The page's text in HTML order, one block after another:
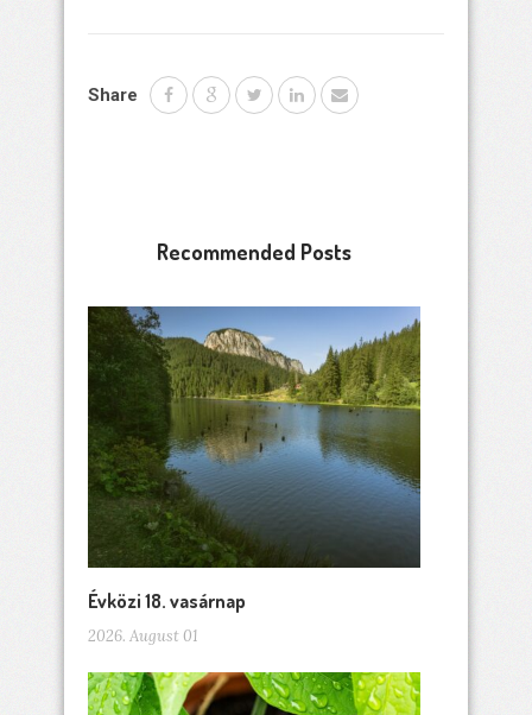
Share
Recommended Posts
Évközi 18. vasárnap
2026. August 01